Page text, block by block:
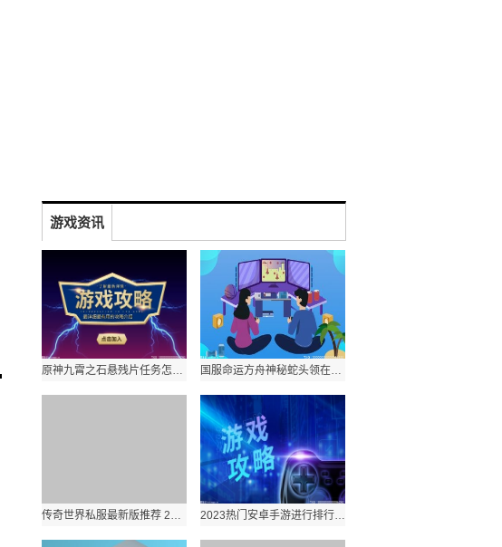
游戏资讯
原神九霄之石悬残片任务怎么接 原神找村长怎么触发不了原因有哪些？ 国服命运方舟神秘蛇头领在哪 命运方舟什么时间全面开放？
传奇世界私服最新版推荐 2023仙侠游戏精选有哪些？ 2023热门安卓手游进行排行的方法有哪些？目前最火热的人气手游top10介绍